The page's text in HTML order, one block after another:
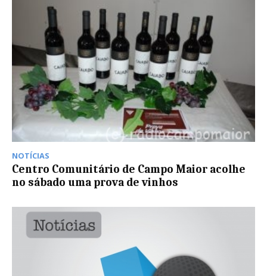
NOTÍCIAS
Centro Comunitário de Campo Maior acolhe
no sábado uma prova de vinhos